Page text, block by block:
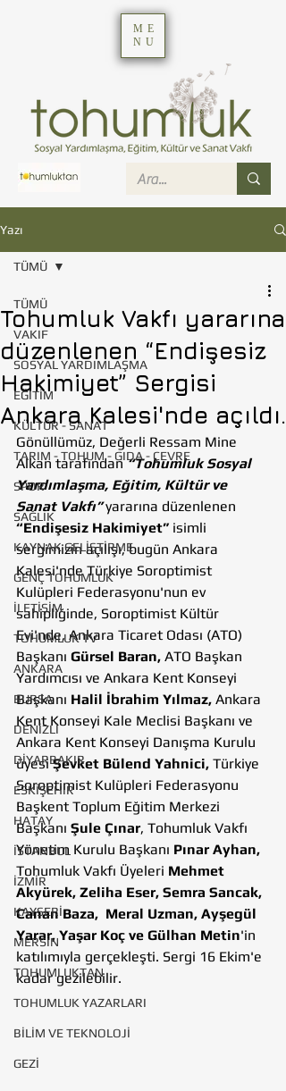
ME
NU
Yazı
TÜMÜ
VAKIF
SOSYAL YARDIMLAŞMA
EĞİTİM
KÜLTÜR - SANAT
TARIM - TOHUM - GIDA - ÇEVRE
SPOR
SAĞLIK
KAYNAK GELİŞTİRME
GENÇ TOHUMLUK
İLETİŞİM
TOHUMLUK TV
ANKARA
BURSA
DENİZLİ
DİYARBAKIR
ESKİŞEHİR
HATAY
İSTANBUL
İZMİR
KAYSERİ
MERSİN
TOHUMLUKTAN
TOHUMLUK YAZARLARI
BİLİM VE TEKNOLOJİ
GEZİ
TÜMÜ
Tohumluk Vakfı yararına
düzenlenen “Endişesiz
Hakimiyet” Sergisi
Ankara Kalesi'nde açıldı.
Gönüllümüz, Değerli Ressam Mine
Alkan tarafından “Tohumluk Sosyal
Yardımlaşma, Eğitim, Kültür ve
Sanat Vakfı” yararına düzenlenen
“Endişesiz Hakimiyet” isimli
sergimizin açılışı, bugün Ankara
Kalesi'nde Türkiye Soroptimist
Kulüpleri Federasyonu'nun ev
sahipliğinde, Soroptimist Kültür
Evi'nde, Ankara Ticaret Odası (ATO)
Başkanı Gürsel Baran, ATO Başkan
Yardımcısı ve Ankara Kent Konseyi
Başkanı Halil İbrahim Yılmaz, Ankara
Kent Konseyi Kale Meclisi Başkanı ve
Ankara Kent Konseyi Danışma Kurulu
üyesi Şevket Bülend Yahnici, Türkiye
Soroptimist Kulüpleri Federasyonu
Başkent Toplum Eğitim Merkezi
Başkanı Şule Çınar, Tohumluk Vakfı
Yönetim Kurulu Başkanı Pınar Ayhan,
Tohumluk Vakfı Üyeleri Mehmet
Akyürek, Zeliha Eser, Semra Sancak,
Canan Baza,  Meral Uzman, Ayşegül
Yarar, Yaşar Koç ve Gülhan Metin'in
katılımıyla gerçekleşti. Sergi 16 Ekim'e
kadar gezilebilir.